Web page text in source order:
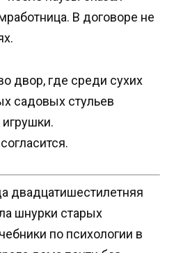
В договоре не
двор, где среди сухих
садовых стульев
двадцатишестилетняя
шнурки старых
по психологии в